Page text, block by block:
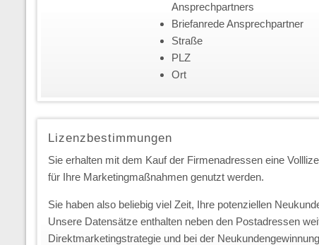
Ansprechpartners
Briefanrede Ansprechpartner
Straße
PLZ
Ort
Lizenzbestimmungen
Sie erhalten mit dem Kauf der Firmenadressen eine
für Ihre Marketingmaßnahmen genutzt werden.
Sie haben also beliebig viel Zeit, Ihre potenziellen
Unsere Datensätze enthalten neben den Postadressen
Direktmarketingstrategie und bei der